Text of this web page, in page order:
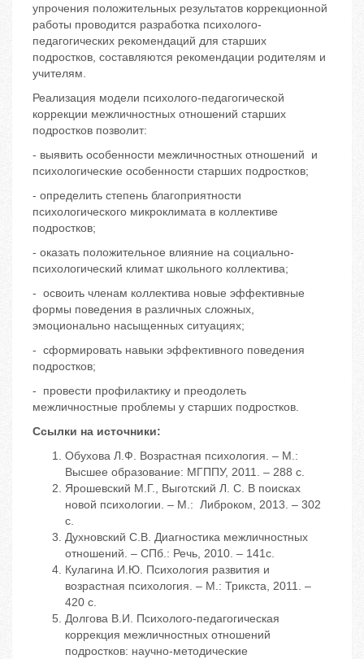
упрочения положительных результатов коррекционной
работы проводится разработка психолого-
педагогических рекомендаций для старших
подростков, составляются рекомендации родителям и
учителям.
Реализация модели психолого-педагогической
коррекции межличностных отношений старших
подростков позволит:
- выявить особенности межличностных отношений и
психологические особенности старших подростков;
- определить степень благоприятности
психологического микроклимата в коллективе
подростков;
- оказать положительное влияние на социально-
психологический климат школьного коллектива;
- освоить членам коллектива новые эффективные
формы поведения в различных сложных,
эмоционально насыщенных ситуациях;
- сформировать навыки эффективного поведения
подростков;
- провести профилактику и преодолеть
межличностные проблемы у старших подростков.
Ссылки на источники:
Обухова Л.Ф. Возрастная психология. – М.:
Высшее образование: МГППУ, 2011. – 288 с.
Ярошевский М.Г., Выготский Л. С. В поисках
новой психологии. – М.: Либроком, 2013. – 302
с.
Духновский С.В. Диагностика межличностных
отношений. – СПб.: Речь, 2010. – 141с.
Кулагина И.Ю. Психология развития и
возрастная психология. – М.: Трикста, 2011. –
420 с.
Долгова В.И. Психолого-педагогическая
коррекция межличностных отношений
подростков: научно-методические